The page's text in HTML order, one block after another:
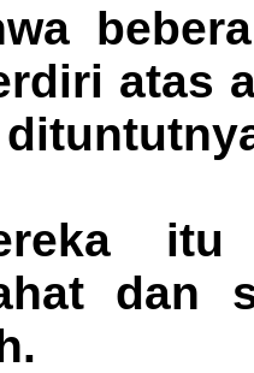
atas
itu
dan